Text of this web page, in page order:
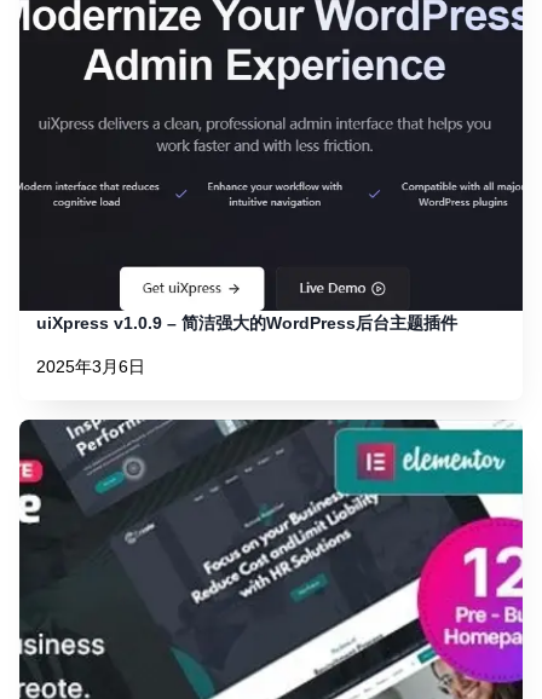
uiXpress v1.0.9 – 简洁强大的WordPress后台主题插件
2025年3月6日